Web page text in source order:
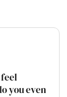
you even